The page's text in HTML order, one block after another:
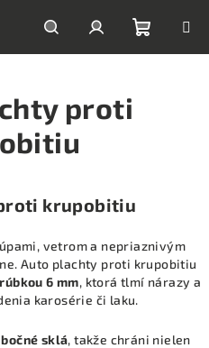
HľadaťPrihlásenie
proti
krupobitiu
vetrom a nepriaznivým
Auto plachty proti krupobitiu
6 mm, ktorá tlmí nárazy a
karosérie či laku.
sklá, takže chráni nielen